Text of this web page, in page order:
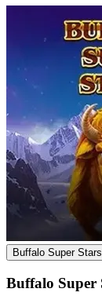
Buffalo Super
Buffalo Super